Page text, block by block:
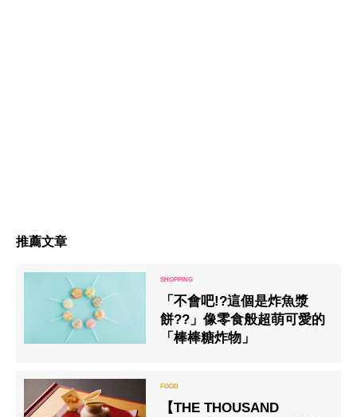
推薦文章
「不會吧!?這個是炸魚漿
餅??」像零食般超萌可愛的
「棒棒糖炸物」
【THE THOUSAND